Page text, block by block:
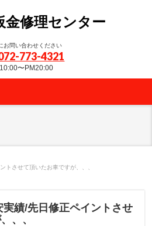
金修理センター
お問い合わせください
773-4321
〜PM20:00
トさせて頂いたお車ですが、、、
績/先日修正ペイントさせ
、、